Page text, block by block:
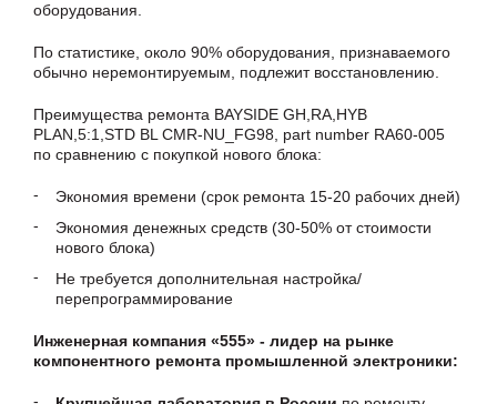
оборудования.
По статистике, около 90% оборудования, признаваемого
обычно неремонтируемым, подлежит восстановлению.
Преимущества ремонта BAYSIDE GH,RA,HYB
PLAN,5:1,STD BL CMR-NU_FG98, part number RA60-005
по сравнению с покупкой нового блока:
Экономия времени (срок ремонта 15-20 рабочих дней)
Экономия денежных средств (30-50% от стоимости
нового блока)
Не требуется дополнительная настройка/
перепрограммирование
Инженерная компания «555» - лидер на рынке
компонентного ремонта промышленной электроники: